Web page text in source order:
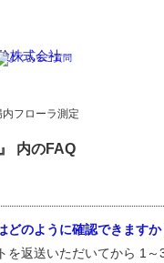
内フローラ測定
内のFAQ
どのように確認できますか
を返送いただいてから 1